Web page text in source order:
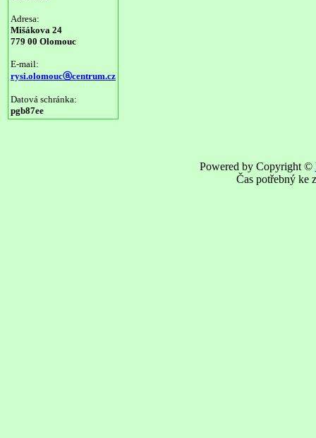
Adresa:
Mišákova 24
779 00 Olomouc
E-mail:
rysi.olomoucⓐcentrum.cz
Datová schránka:
pgb87ee
Powered by Copyright ©
Čas potřebný ke